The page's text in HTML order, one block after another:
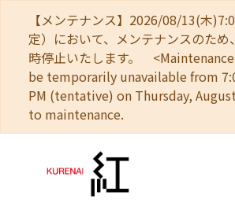
【メンテナンス】2026/08/13(木
定）において、メンテナンスのた
時停止いたします。
be temporarily unavailable from
PM (tentative) on Thursday,
to maintenance.